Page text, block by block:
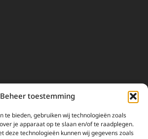
Beheer toestemming
te bieden, gebruiken wij technologieën zoals
je apparaat op te slaan en/of te raadplegen.
deze technologieën kunnen wij gegevens zoals